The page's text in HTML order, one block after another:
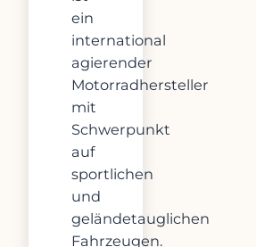
ein
international
agierender
Motorradhersteller
mit
Schwerpunkt
auf
sportlichen
und
geländetauglichen
Fahrzeugen.